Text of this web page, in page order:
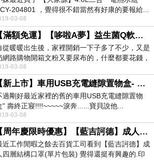
204801 ，覺得很不錯當然有好康的要報給...
03-08
【滿額免運】【哆啦A夢】益生菌Q軟糖35g 活動產品特價產品
從暖暖出生後，家裡開銷一下子多了不少，又是
網路購物開箱文粉又要尿布的，什麼都要花錢，
致經濟一下...
03-08
【新上市】車用USB充電縫隙置物盒- 團購人氣商品好康報報
過剛好最近家裡的舊的車用USB充電縫隙置物
" 壽終正寢!!!!~~~~~淚奔......寶貝說他...
03-08
【周年慶限時優惠】【藍吉訶德】成人四層結構口罩(單片包裝) 網友超推2018流行產品
近工作閒暇之餘去百貨工司看到【藍吉訶德】成
四層結構口罩(單片包裝) 覺得還挺有興趣的.印